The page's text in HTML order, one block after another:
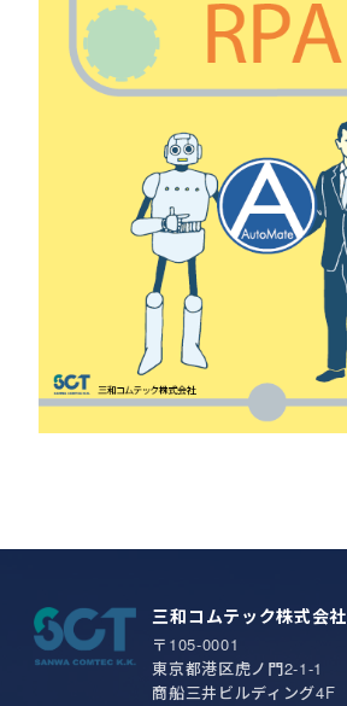
三和コムテック株式会社
〒105-0001
東京都港区虎ノ門2-1-1
商船三井ビルディング4F